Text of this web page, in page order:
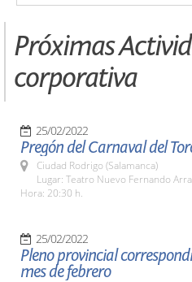
Próximas
corporativa
25/02/2022
Pregón del Carnaval del
Ciudad Rodrigo (Salamanca)
Lugar: Teatro Nuevo Fernando
Hora: 20:30 h.
25/02/2022
Pleno provincial
mes de febrero